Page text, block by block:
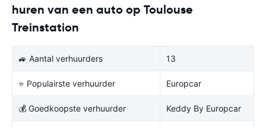
huren van een auto op Toulouse
Treinstation
🚙 Aantal verhuurders 13
⭐ Populairste verhuurder Europcar
💰 Goedkoopste verhuurder Keddy By Europcar